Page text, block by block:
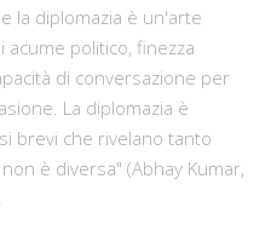
la diplomazia è un'arte
acume politico, finezza
di conversazione per
La diplomazia è
brevi che rivelano tanto
è diversa" (Abhay Kumar,